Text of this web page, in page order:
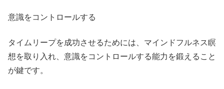
意識をコントロールする
タイムリープを成功させるためには、マインドフルネス瞑
想を取り入れ、意識をコントロールする能力を鍛えること
が鍵です。